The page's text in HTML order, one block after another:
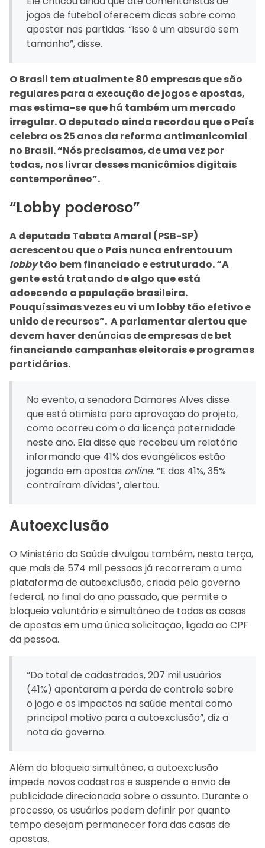
jogos de futebol oferecem dicas sobre como
apostar nas partidas. “Isso é um absurdo sem
tamanho”, disse.
O Brasil tem atualmente 80 empresas que são
regulares para a execução de jogos e apostas,
mas estima-se que há também um mercado
irregular. O deputado ainda recordou que o País
celebra os 25 anos da reforma antimanicomial
no Brasil. “Nós precisamos, de uma vez por
todas, nos livrar desses manicômios digitais
contemporâneo”.
“Lobby poderoso”
A deputada Tabata Amaral (PSB-SP)
acrescentou que o País nunca enfrentou um
lobbytão bem financiado e estruturado. “A
gente está tratando de algo que está
adoecendo a população brasileira.
Pouquíssimas vezes eu vi um lobby tão efetivo e
unido de recursos”. A parlamentar alertou que
devem haver denúncias de empresas de bet
financiando campanhas eleitorais e programas
partidários.
No evento, a senadora Damares Alves disse
que está otimista para aprovação do projeto,
como ocorreu com o da licença paternidade
neste ano. Ela disse que recebeu um relatório
informando que 41% dos evangélicos estão
jogando em apostas online. “E dos 41%, 35%
contraíram dívidas”, alertou.
Autoexclusão
O Ministério da Saúde divulgou também, nesta terça,
que mais de 574 mil pessoas já recorreram a uma
plataforma de autoexclusão, criada pelo governo
federal, no final do ano passado, que permite o
bloqueio voluntário e simultâneo de todas as casas
de apostas em uma única solicitação, ligada ao CPF
da pessoa.
“Do total de cadastrados, 207 mil usuários
(41%) apontaram a perda de controle sobre
o jogo e os impactos na saúde mental como
principal motivo para a autoexclusão”, diz a
nota do governo.
Além do bloqueio simultâneo, a autoexclusão
impede novos cadastros e suspende o envio de
publicidade direcionada sobre o assunto. Durante o
processo, os usuários podem definir por quanto
tempo desejam permanecer fora das casas de
apostas.